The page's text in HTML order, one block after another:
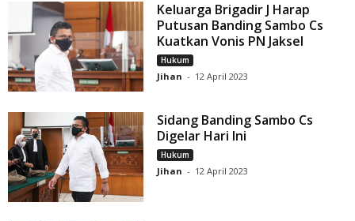
Keluarga Brigadir J Harap
Putusan Banding Sambo Cs
Kuatkan Vonis PN Jaksel
Hukum
Jihan - 12 April 2023
Sidang Banding Sambo Cs
Digelar Hari Ini
Hukum
Jihan - 12 April 2023